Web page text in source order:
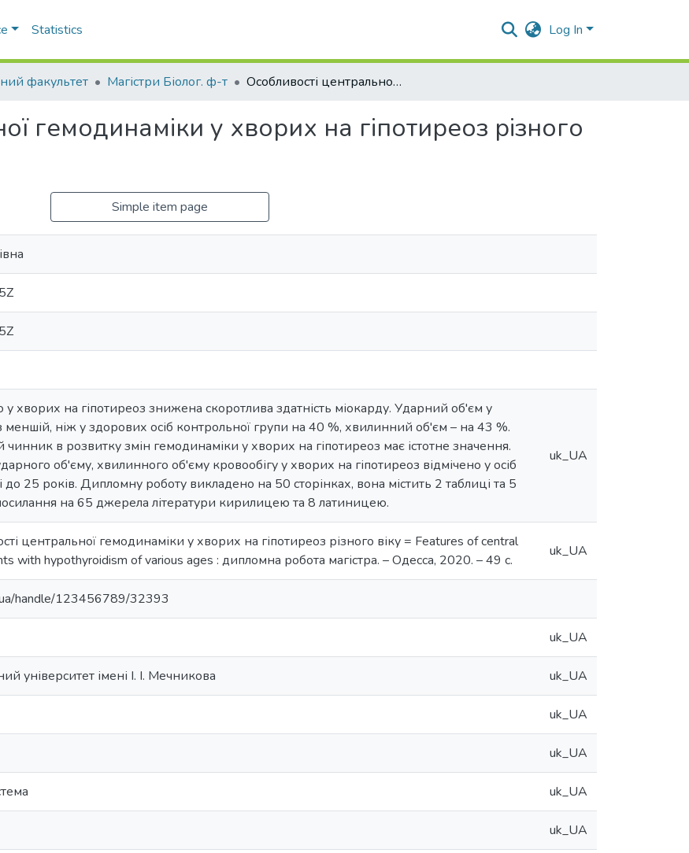
Statistics Log In
факультет Магістри Біолог. ф-т Особливості центральної гемодинаміки у хворих на гіпотиреоз різного віку
гемодинаміки у хворих на гіпотиреоз різного
Simple item page
у хворих на гіпотиреоз знижена скоротлива здатність міокарду. Ударний об'єм у
меншій, ніж у здорових осіб контрольної групи на 40 %, хвилинний об'єм – на 43 %.
в розвитку змін гемодинаміки у хворих на гіпотиреоз має істотне значення.
об'єму, хвилинного об'єму кровообігу у хворих на гіпотиреоз відмічено у осіб
до 25 років. Дипломну роботу викладено на 50 сторінках, вона містить 2 таблиці та 5
на 65 джерела літератури кирилицею та 8 латиницею.
uk_UA
центральної гемодинаміки у хворих на гіпотиреоз різного віку = Features of central
with hypothyroidism of various ages : дипломна робота магістра. – Одесса, 2020. – 49 с.
uk_UA
handle/123456789/32393
uk_UA
університет імені І. І. Мечникова uk_UA
uk_UA
uk_UA
uk_UA
uk_UA